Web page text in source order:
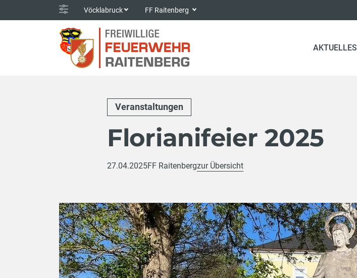
Vöcklabruck FF Raitenberg
AKTUELLES
Veranstaltungen
Florianifeier 2025
27.04.2025FF Raitenbergzur Übersicht